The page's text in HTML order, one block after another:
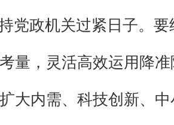
党政机关过紧日子。
量，灵活高效运用降
大内需、科技创新、